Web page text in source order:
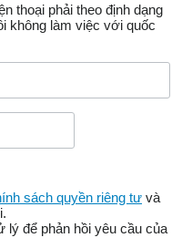
thoại phải theo định dạng
không làm việc với quốc
sách quyền riêng tư và
lý để phản hồi yêu cầu của